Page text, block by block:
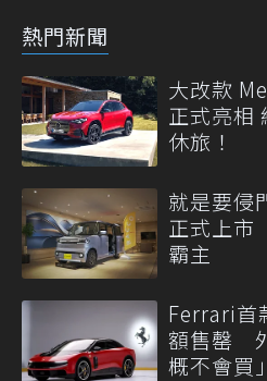
熱門新聞
大改款
正式亮相
休旅！
就是要侵
正式上
霸主
Ferrari首
額售罄
概不會買」